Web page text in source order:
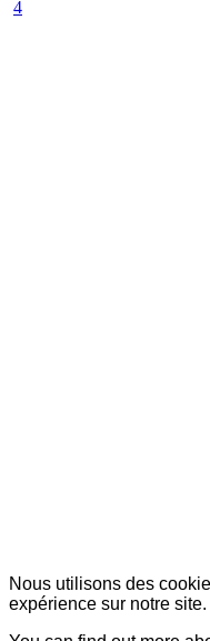
Nous utilisons des
expérience sur notre site.